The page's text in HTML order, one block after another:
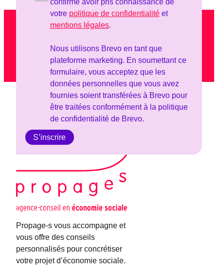
confirme avoir pris connaissance de
votre politique de confidentialitéet
mentions légales.
Nous utilisons Brevo en tant que
plateforme marketing. En soumettant ce
formulaire, vous acceptez que les
données personnelles que vous avez
fournies soient transférées à Brevo pour
être traitées conformément à la politique
de confidentialité de Brevo.
Propage-s vous accompagne et
vous offre des conseils
personnalisés pour concrétiser
votre projet d’économie sociale.